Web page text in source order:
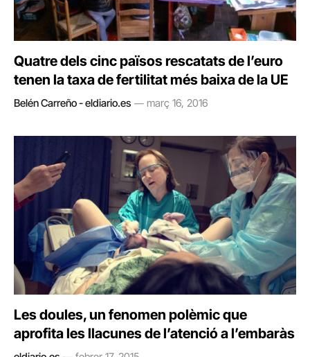
Quatre dels cinc països rescatats de l’euro
tenen la taxa de fertilitat més baixa de la UE
Belén Carreño - eldiario.es març 16, 2016
Les doules, un fenomen polèmic que
aprofita les llacunes de l’atenció a l’embaràs